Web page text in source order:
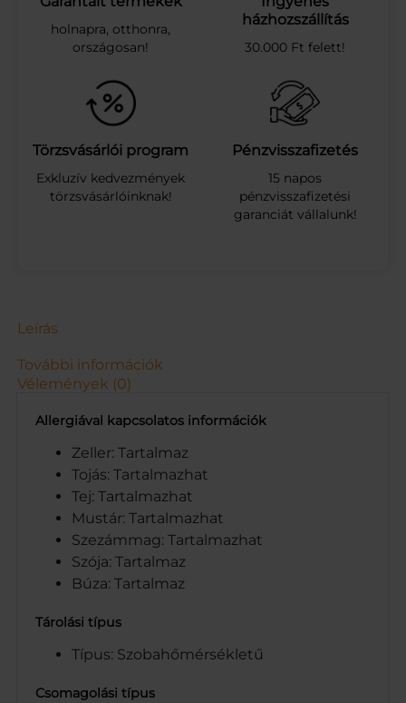
N
S
.
T
.
C
U
R
R
5
9
.
G
m
e
n
y
i
s
é
holnapra, otthonra,
országosan!
házhozszállítás
30.000 Ft felett!
Törzsvásárlói program
Exkluzív kedvezmények
törzsvásárlóinknak!
Pénzvisszafizetés
15 napos
pénzvisszafizetési
garanciát vállalunk!
Leírás
További információk
Vélemények (0)
Allergiával kapcsolatos információk
Zeller: Tartalmaz
Tojás: Tartalmazhat
Tej: Tartalmazhat
Mustár: Tartalmazhat
Szezámmag: Tartalmazhat
Szója: Tartalmaz
Búza: Tartalmaz
Tárolási típus
Típus: Szobahőmérsékletű
Csomagolási típus